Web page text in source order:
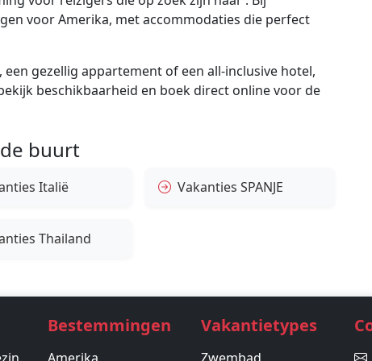
voor Amerika, met accommodaties die perfect
gezellig appartement of een all-inclusive hotel,
beschikbaarheid en boek direct online voor de
buurt
Italië Vakanties SPANJE
Thailand
Bestemmingen Vakantietypes